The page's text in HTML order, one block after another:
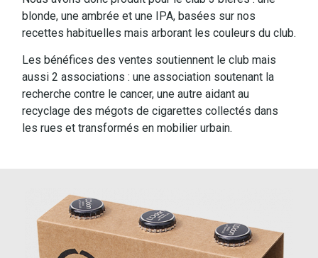
blonde, une ambrée et une IPA, basées sur nos
recettes habituelles mais arborant les couleurs du club.
Les bénéfices des ventes soutiennent le club mais
aussi 2 associations : une association soutenant la
recherche contre le cancer, une autre aidant au
recyclage des mégots de cigarettes collectés dans
les rues et transformés en mobilier urbain.